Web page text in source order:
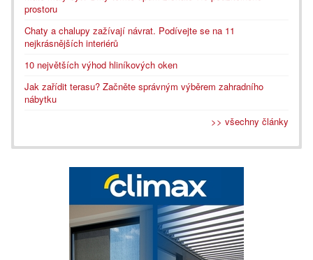
prostoru
Chaty a chalupy zažívají návrat. Podívejte se na 11
nejkrásnějších interiérů
10 největších výhod hliníkových oken
Jak zařídit terasu? Začněte správným výběrem zahradního
nábytku
>> všechny články